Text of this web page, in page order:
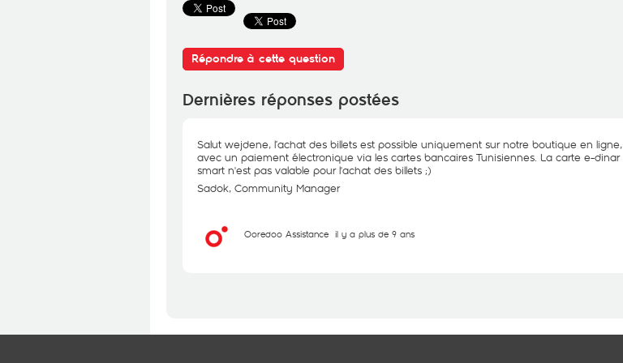
Répondre à cette question
Dernières réponses postées
Salut wejdene, l’achat des billets est possible uniquement sur notre boutique en ligne,
avec un paiement électronique via les cartes bancaires Tunisiennes. La carte e-dinar
smart n'est pas valable pour l'achat des billets ;)
Sadok, Community Manager
Ooredoo Assistance il y a plus de 9 ans